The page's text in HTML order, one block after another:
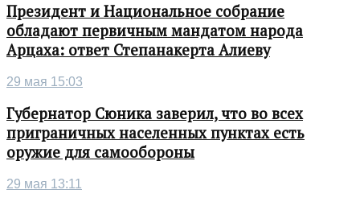
Президент и Национальное собрание
обладают первичным мандатом народа
Арцаха: ответ Степанакерта Алиеву
29 мая 15:03
Губернатор Сюника заверил, что во всех
приграничных населенных пунктах есть
оружие для самообороны
29 мая 13:11